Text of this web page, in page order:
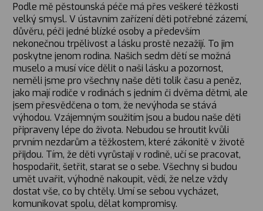
Podle mě pěstounská péče má přes veškeré těžkosti
velký smysl. V ústavním zařízení děti potřebné zázemí,
důvěru, péči jedné blízké osoby a především
nekonečnou trpělivost a lásku prostě nezažijí. To jim
poskytne jenom rodina. Našich sedm dětí se možná
muselo a musí více dělit o naši lásku a pozornost,
neměli jsme pro všechny naše děti tolik času a peněz,
jako mají rodiče v rodinách s jedním či dvěma dětmi, ale
jsem přesvědčena o tom, že nevýhoda se stává
výhodou. Vzájemným soužitím jsou a budou naše děti
připraveny lépe do života. Nebudou se hroutit kvůli
prvním nezdarům a těžkostem, které zákonitě v životě
přijdou. Tím, že děti vyrůstají v rodině, učí se pracovat,
hospodařit, šetřit, starat se o sebe. Všechny si budou
umět uvařit, výhodně nakoupit, vědí, že nelze vždy
dostat vše, co by chtěly. Umí se sebou vycházet,
komunikovat spolu, dělat kompromisy.